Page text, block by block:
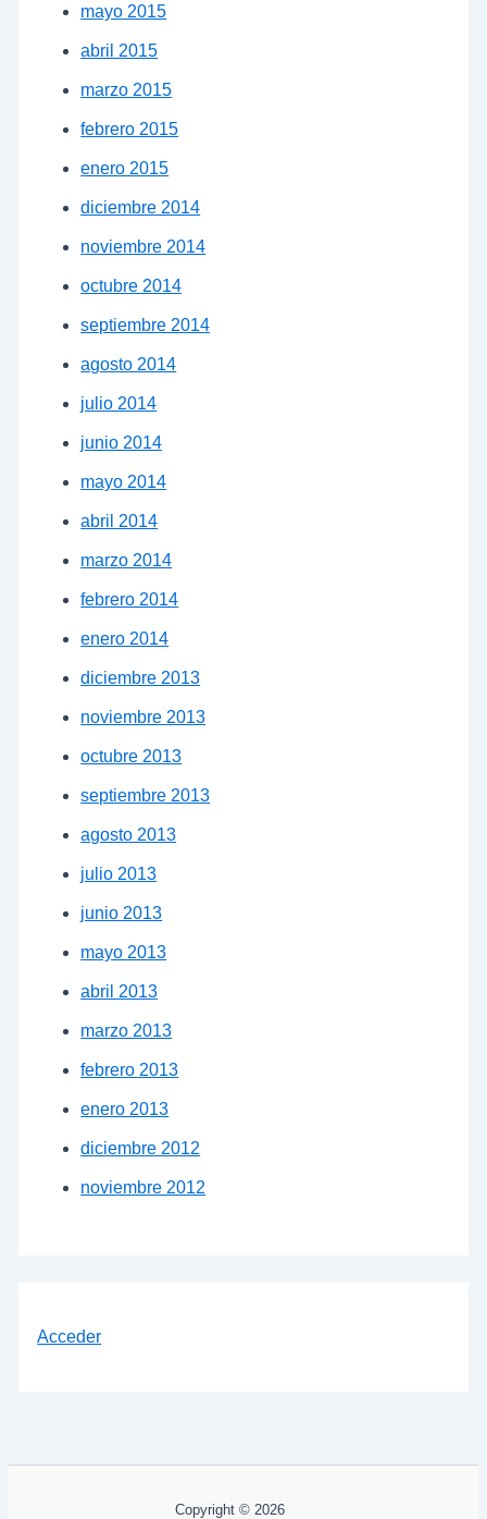
mayo 2015
abril 2015
marzo 2015
febrero 2015
enero 2015
diciembre 2014
noviembre 2014
octubre 2014
septiembre 2014
agosto 2014
julio 2014
junio 2014
mayo 2014
abril 2014
marzo 2014
febrero 2014
enero 2014
diciembre 2013
noviembre 2013
octubre 2013
septiembre 2013
agosto 2013
julio 2013
junio 2013
mayo 2013
abril 2013
marzo 2013
febrero 2013
enero 2013
diciembre 2012
noviembre 2012
Acceder
Copyright © 2026